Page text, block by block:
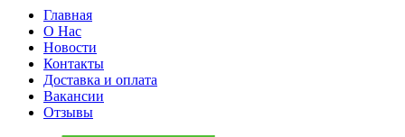
Главная
О Нас
Новости
Контакты
Доставка и оплата
Вакансии
Отзывы